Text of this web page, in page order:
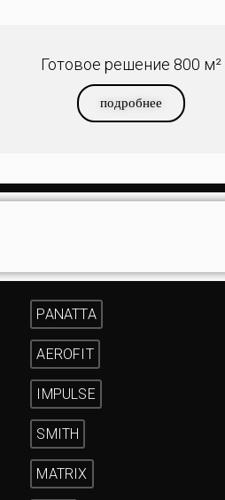
Готовое решение 800 м²
подробнее
PANATTA
AEROFIT
IMPULSE
SMITH
MATRIX